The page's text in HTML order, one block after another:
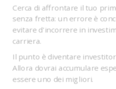
Cerca di affrontare il tuo
senza fretta: un errore è
evitare d'incorrere in
carriera.
Il punto è diventare
Allora dovrai accumulare
essere uno dei migliori.